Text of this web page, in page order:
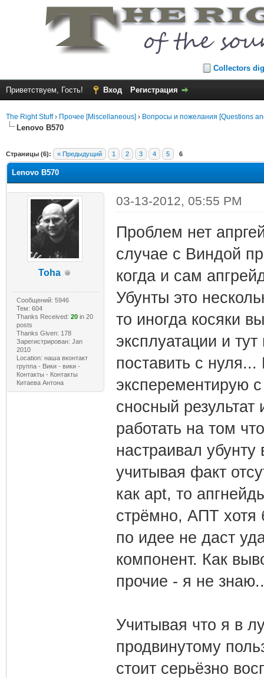
Collectors
Приветствуем, Гость! Вход Регистрация
The Right Stuff› Прочее [Miscellaneous] › Вопросы и пожелания [Questions
Lenovo B570
Страницы (6): « Предыдущий 1 2 3 4 5 6
Lenovo B570
Toha
Сообщений: 5946
Тем: 604
Thanks Received: 20in 20
posts
Thanks Given: 178
Зарегистрирован: Jan
2010
Location: наша вконтакт
группа - Вики - вики -
Контакты - Контакты
Китаева Антона
03-13-2012, 05:55 PM
Проблем нет
случае с Виндой
когда и сам
Убунты это
то иногда косяки
эксплуатации и
поставить с
эксперементирую
сносный
работать на том
настраивал
учитывая факт
как apt, то
стрёмно, АПТ хотя
по идее не даст
компонент. Как
прочие - я не
Учитывая что я в
продвинутому
стоит серьёзно